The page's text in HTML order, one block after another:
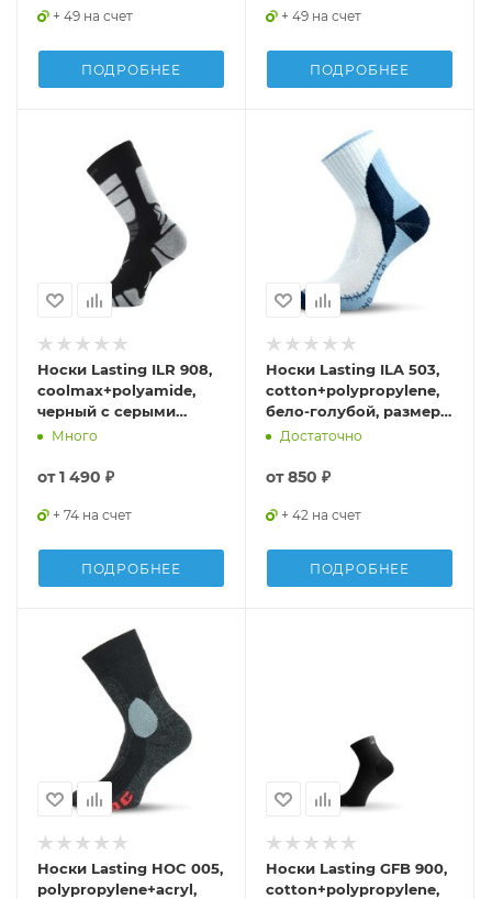
+ 49 на счет
ПОДРОБНЕЕ
+ 49 на счет
ПОДРОБНЕЕ
Носки Lasting ILR 908,
coolmax+polyamide,
черный с серыми
вставками, размер S,
Много
от1 490 ₽
+ 74 на счет
ПОДРОБНЕЕ
Носки Lasting ILA 503,
cotton+polypropylene,
бело-голубой, размер
S, ILA503S
Достаточно
от850 ₽
+ 42 на счет
ПОДРОБНЕЕ
Носки Lasting HOC 005,
polypropylene+acryl,
Носки Lasting GFB 900,
cotton+polypropylene,